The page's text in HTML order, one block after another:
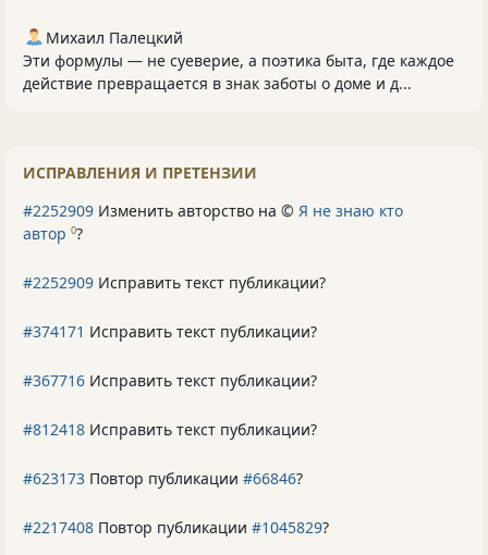
Михаил Палецкий
Эти формулы — не суеверие, а поэтика быта, где каждое
действие превращается в знак заботы о доме и д...
ИСПРАВЛЕНИЯ И ПРЕТЕНЗИИ
#2252909 Изменить авторство на © Я не знаю кто
автор 0?
#2252909 Исправить текст публикации?
#374171 Исправить текст публикации?
#367716 Исправить текст публикации?
#812418 Исправить текст публикации?
#623173 Повтор публикации #66846?
#2217408 Повтор публикации #1045829?